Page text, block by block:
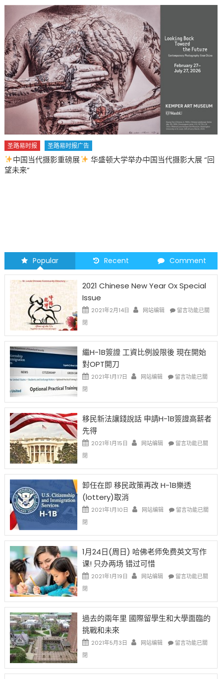
圣路易时报 圣路易时报广告
中国当代摄影重磅展
华盛顿大学举办中国当代摄影大展 “回
望未来”
Popular Recent Comment
2021 Chinese New Year Ox Special
Issue
2021年2月14日 网站编辑
在
New
Ox
Issue〉
留言功能已關
閉
繼H-1B簽證 工資比例設限後 現在開始
對OPT開刀
2021年1月17日 网站编辑
在
1B
證
資
設
後
在
對
開
中
留言功能已關
閉
移民新法讓錢說話 申請H-1B簽證高薪者
先得
2021年1月15日 网站编辑
在
新
讓
說
請
1B
證
者
得〉
留言功能已關
閉
卸任在即 移民政策再改 H-1B樂透
(lottery)取消
2021年1月10日 网站编辑
在
在
移
政
改
1B
透
消〉
留言功能已關
閉
1月24日(周日) 哈佛老师免费英文写作
课! 只办两场 错过可惜
2021年1月19日 网站编辑
在
24
(周
哈
师
留言功能已關
閉
過去的兩年里 國際留學生和大學面臨的
挑戰和未來
2021年5月3日 网站编辑
在
的
留言功能已關
閉